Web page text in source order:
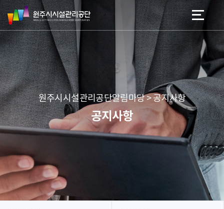
스
킵
네
비
게
이
션
본문 바로가기
메뉴 바로가기
원
주
시
시
설
관
리
공
단 원주시시설관리공단알림마당 > 공지사항
공지사항